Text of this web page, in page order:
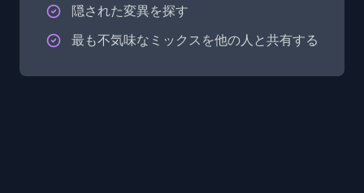
隠された変異を探す
最も不気味なミックスを他の人と共有する